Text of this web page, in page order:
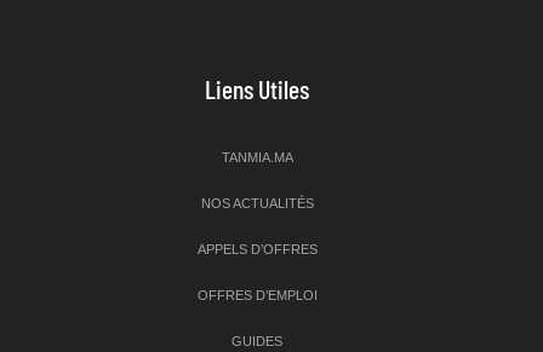
Liens Utiles
TANMIA.MA
NOS ACTUALITÉS
APPELS D’OFFRES
OFFRES D’EMPLOI
GUIDES